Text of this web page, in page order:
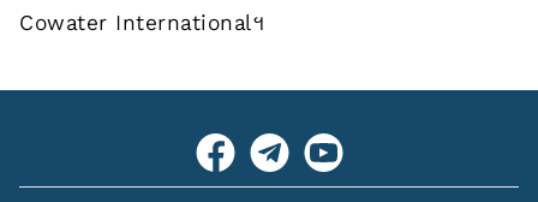
Cowater International។